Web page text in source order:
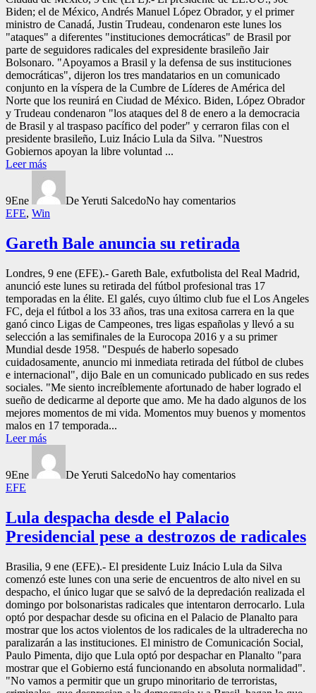
Biden; el de México, Andrés Manuel López Obrador, y el primer
ministro de Canadá, Justin Trudeau, condenaron este lunes los
"ataques" a diferentes "instituciones democráticas" de Brasil por
parte de seguidores radicales del expresidente brasileño Jair
Bolsonaro. "Apoyamos a Brasil y la defensa de sus instituciones
democráticas", dijeron los tres mandatarios en un comunicado
conjunto en la víspera de la Cumbre de Líderes de América del
Norte que los reunirá en Ciudad de México. Biden, López Obrador
y Trudeau condenaron "los ataques del 8 de enero a la democracia
de Brasil y al traspaso pacífico del poder" y cerraron filas con el
presidente brasileño, Luiz Inácio Lula da Silva. "Nuestros
Gobiernos apoyan la libre voluntad ...
Leer más
9Ene De Yeruti SalcedoNo hay comentarios
EFE, Win
Gareth Bale anuncia su retirada
Londres, 9 ene (EFE).- Gareth Bale, exfutbolista del Real Madrid,
anunció este lunes su retirada del fútbol profesional tras 17
temporadas en la élite. El galés, cuyo último club fue el Los Angeles
FC, deja el fútbol a los 33 años, tras una exitosa carrera en la que
ganó cinco Ligas de Campeones, tres ligas españolas y llevó a su
selección a las semifinales de la Eurocopa 2016 y a su primer
Mundial desde 1958. "Después de haberlo sopesado
cuidadosamente, anuncio mi inmediata retirada del fútbol de clubes
e internacional", dijo Bale en un comunicado publicado en sus redes
sociales. "Me siento increíblemente afortunado de haber logrado el
sueño de dedicarme al deporte que amo. Me ha dado algunos de los
mejores momentos de mi vida. Momentos muy buenos y momentos
malos en 17 temporada...
Leer más
9Ene De Yeruti SalcedoNo hay comentarios
EFE
Lula despacha desde el Palacio
Presidencial pese a destrozos de radicales
Brasilia, 9 ene (EFE).- El presidente Luiz Inácio Lula da Silva
comenzó este lunes con una serie de encuentros de alto nivel en su
despacho, el único lugar que se salvó de la depredación realizada el
domingo por bolsonaristas radicales que intentaron derrocarlo. Lula
optó por despachar desde su oficina en el Palacio de Planalto para
mostrar que los actos violentos de los radicales de la ultraderecha no
paralizarán a las instituciones. El ministro de Comunicación Social,
Paulo Pimenta, dijo que Lula optó por despachar en Planalto "para
mostrar que el Gobierno está funcionando en absoluta normalidad".
"No vamos a permitir que un grupo minoritario de terroristas,